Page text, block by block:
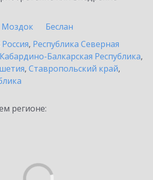
Моздок
Беслан
Россия, Республика Северная
Кабардино-Балкарская Республика,
, Ставропольский край,
регионе: